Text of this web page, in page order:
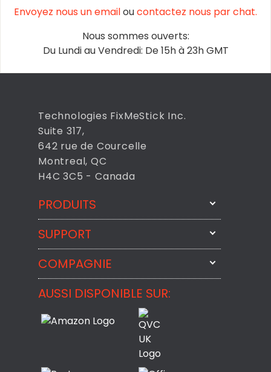
Envoyez nous un emailoucontactez nous par chat.
Nous sommes ouverts:
Du Lundi au Vendredi: De 15h à 23h GMT
Technologies FixMeStick Inc.
Suite 317,
642 rue de Courcelle
Montreal, QC
H4C 3C5 - Canada
PRODUITS
FixMeStick
BackMeUp
CheckMeMessage
SUPPORT
Contactez-nous par courriel
COMPAGNIE
À propos
Contact
Commentaires des Clients
AUSSI DISPONIBLE SUR: